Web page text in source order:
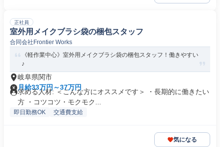
正社員
室外用メイクブラシ袋の梱包スタッフ
合同会社Frontier Works
《軽作業中心》室外用メイクブラシ袋の梱包スタッフ！働きやすい
♪
岐阜県関市
月給33万円～37万円
求める人材: ＜こんな方にオススメです＞ ・長期的に働きたい
方 ・コツコツ・モクモク...
即日勤務OK 交通費支給
気になる